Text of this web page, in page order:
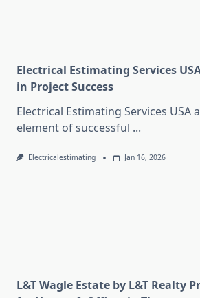
Electrical Estimating Services
in Project Success
Electrical Estimating Services USA
element of successful ...
Electricalestimating Jan 16, 2026
L&T Wagle Estate by L&T Realty